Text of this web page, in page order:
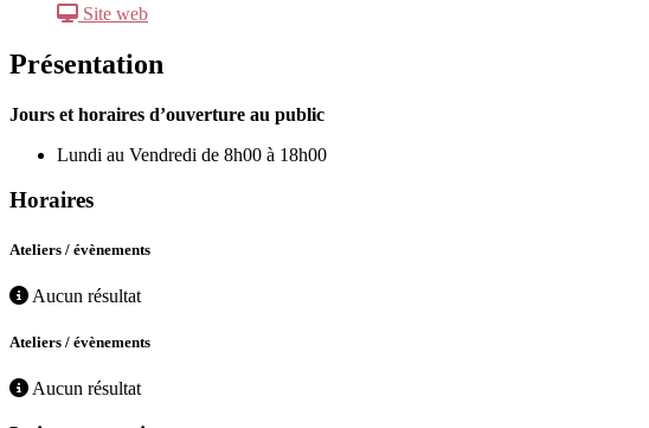
Site web
Présentation
Jours et horaires d’ouverture au public
Lundi au Vendredi de 8h00 à 18h00
Horaires
Ateliers / évènements
Aucun résultat
Ateliers / évènements
Aucun résultat